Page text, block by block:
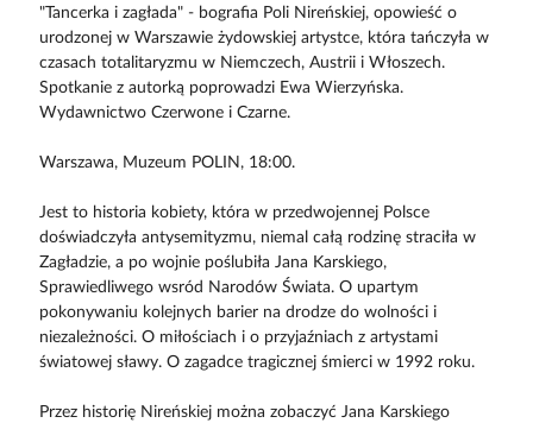
"Tancerka i zagłada" - bografia Poli Nireńskiej, opowieść o
urodzonej w Warszawie żydowskiej artystce, która tańczyła w
czasach totalitaryzmu w Niemczech, Austrii i Włoszech.
Spotkanie z autorką poprowadzi Ewa Wierzyńska.
Wydawnictwo Czerwone i Czarne.
Warszawa, Muzeum POLIN, 18:00.
Jest to historia kobiety, która w przedwojennej Polsce
doświadczyła antysemityzmu, niemal całą rodzinę straciła w
Zagładzie, a po wojnie poślubiła Jana Karskiego,
Sprawiedliwego wsród Narodów Świata. O upartym
pokonywaniu kolejnych barier na drodze do wolności i
niezależności. O miłościach i o przyjaźniach z artystami
światowej sławy. O zagadce tragicznej śmierci w 1992 roku.
Przez historię Nireńskiej można zobaczyć Jana Karskiego